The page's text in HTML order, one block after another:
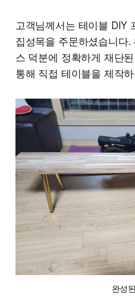
고객님께서는 테이블 DIY
집성목을 주문하셨습니다
스 덕분에 정확하게 재단
통해 직접 테이블을 제작
완성